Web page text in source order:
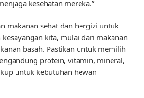
kesehatan mereka.”
makanan sehat dan bergizi untuk
kesayangan kita, mulai dari makanan
basah. Pastikan untuk memilih
protein, vitamin, mineral,
untuk kebutuhan hewan